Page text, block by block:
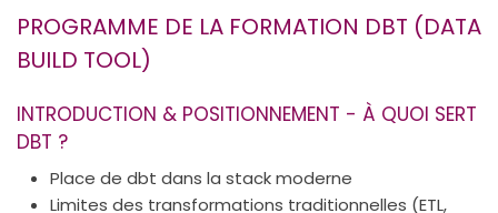
PROGRAMME DE LA FORMATION DBT (DATA
BUILD TOOL)
INTRODUCTION & POSITIONNEMENT - À QUOI SERT
DBT ?
Place de dbt dans la stack moderne
Limites des transformations traditionnelles (ETL,